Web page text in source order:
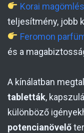
Korai
teljesítmény, jobb
Feromon
és a
A kínálatban
tabletták,
különböző
potencianövelő